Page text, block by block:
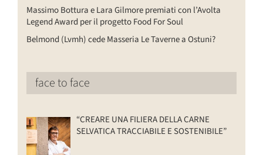
Massimo Bottura e Lara Gilmore premiati con l’Avolta
Legend Award per il progetto Food For Soul
Belmond (Lvmh) cede Masseria Le Taverne a Ostuni?
face to face
“CREARE UNA FILIERA DELLA CARNE
SELVATICA TRACCIABILE E SOSTENIBILE”